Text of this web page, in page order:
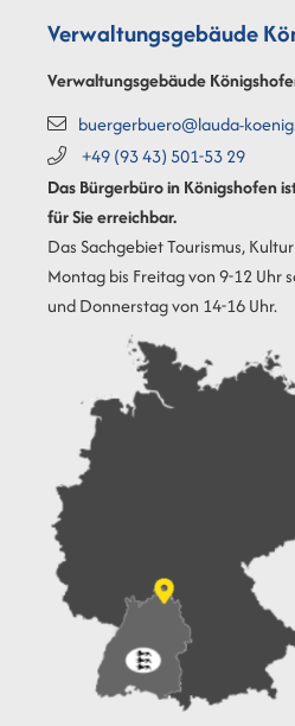
Verwaltungsgebäude
Verwaltungsgebäude
buergerbuero@lauda-
+49 (9343) 501-5329
Das Bürgerbüro in Königshofen
für Sie erreichbar.
Das Sachgebiet Tourismus,
Montag bis Freitag von 9-12 Uhr
und Donnerstag von 14-16 Uhr.